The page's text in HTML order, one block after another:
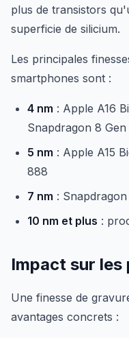
plus de transistors
superficie de silicium.
Les principales
smartphones sont :
4 nm : Apple A16
Snapdragon 8 Gen
5 nm : Apple A15
888
7 nm :
10 nm et plus :
Impact sur
Une finesse de
avantages concrets :